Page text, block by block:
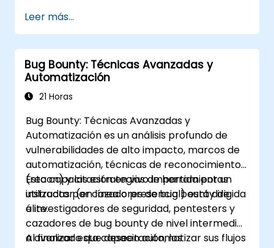
coordinarlo.
Leer más...
Bug Bounty: Técnicas Avanzadas y
Automatización
21 Horas
Bug Bounty: Técnicas Avanzadas y
Automatización es un análisis profundo de
vulnerabilidades de alto impacto, marcos de
automatización, técnicas de reconocimiento
(recon) y las estrategias de herramientas
utilizadas por cazadores de bug bounty de
élite.
Esta capacitación en vivo impartida por un
instructor (en línea o presencial) está dirigida
a investigadores de seguridad, pentesters y
cazadores de bug bounty de nivel intermedio
a avanzado que deseen automatizar sus flujos
Al finalizar esta capacitación, los